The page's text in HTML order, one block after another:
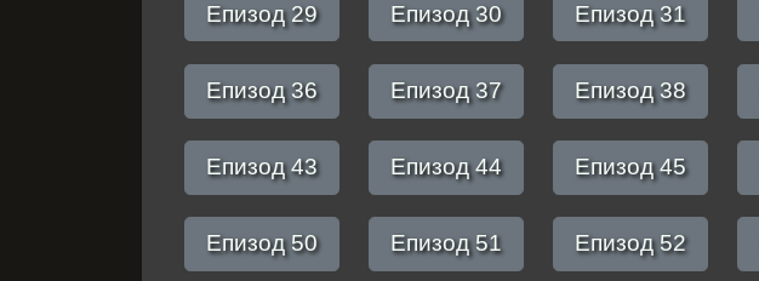
Епизод 29 Епизод 30 Епизод 31
Епизод 36 Епизод 37 Епизод 38
Епизод 43 Епизод 44 Епизод 45
Епизод 50 Епизод 51 Епизод 52